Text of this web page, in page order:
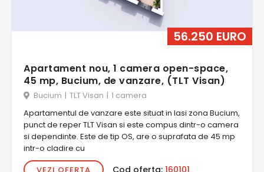
56.250 EURO
Apartament nou, 1 camera open-space,
45 mp, Bucium, de vanzare, (TLT Visan)
Bucium | TLT Visan | 1 camera
Apartamentul de vanzare este situat in Iasi zona Bucium,
punct de reper TLT Visan si este compus dintr-o camera
si dependinte. Este de tip OS, are o suprafata de 45 mp
intr-o cladire cu
Cod oferta: 160101